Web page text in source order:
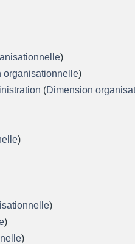
)
organisationnelle)
(Dimension
)
)
)
)